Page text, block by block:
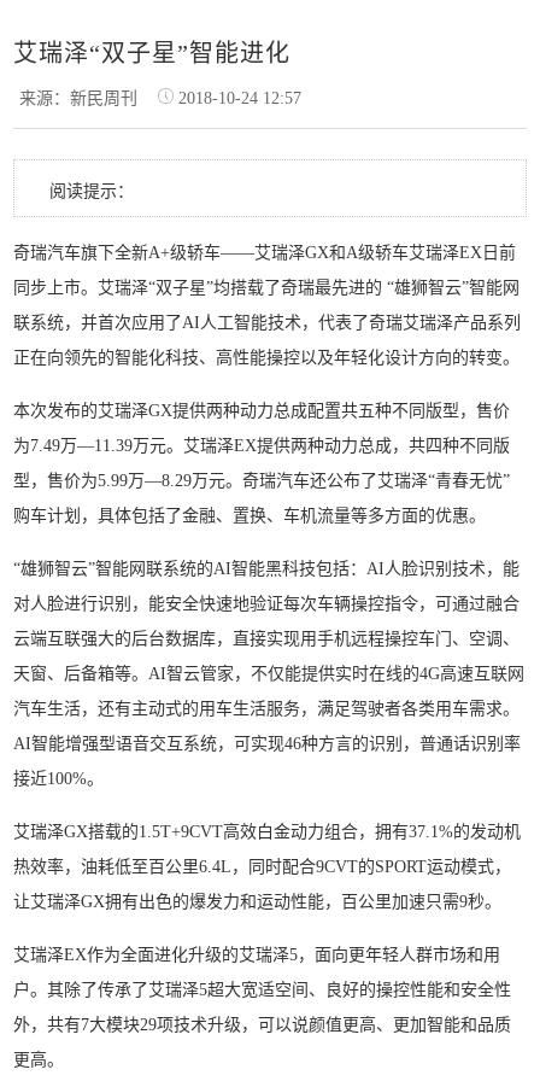
艾瑞泽“双子星”智能进化
来源：新民周刊 2018-10-24 12:57
阅读提示：
奇瑞汽车旗下全新A+级轿车——艾瑞泽GX和A级轿车艾瑞泽EX日前
同步上市。艾瑞泽“双子星”均搭载了奇瑞最先进的 “雄狮智云”智能网
联系统，并首次应用了AI人工智能技术，代表了奇瑞艾瑞泽产品系列
正在向领先的智能化科技、高性能操控以及年轻化设计方向的转变。
本次发布的艾瑞泽GX提供两种动力总成配置共五种不同版型，售价
为7.49万—11.39万元。艾瑞泽EX提供两种动力总成，共四种不同版
型，售价为5.99万—8.29万元。奇瑞汽车还公布了艾瑞泽“青春无忧”
购车计划，具体包括了金融、置换、车机流量等多方面的优惠。
“雄狮智云”智能网联系统的AI智能黑科技包括：AI人脸识别技术，能
对人脸进行识别，能安全快速地验证每次车辆操控指令，可通过融合
云端互联强大的后台数据库，直接实现用手机远程操控车门、空调、
天窗、后备箱等。AI智云管家，不仅能提供实时在线的4G高速互联网
汽车生活，还有主动式的用车生活服务，满足驾驶者各类用车需求。
AI智能增强型语音交互系统，可实现46种方言的识别，普通话识别率
接近100%。
艾瑞泽GX搭载的1.5T+9CVT高效白金动力组合，拥有37.1%的发动机
热效率，油耗低至百公里6.4L，同时配合9CVT的SPORT运动模式，
让艾瑞泽GX拥有出色的爆发力和运动性能，百公里加速只需9秒。
艾瑞泽EX作为全面进化升级的艾瑞泽5，面向更年轻人群市场和用
户。其除了传承了艾瑞泽5超大宽适空间、良好的操控性能和安全性
外，共有7大模块29项技术升级，可以说颜值更高、更加智能和品质
更高。